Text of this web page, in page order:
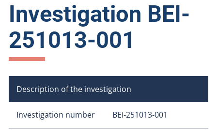
Investigation BEI-
251013-001
Description of the investigation
Investigation number BEI-251013-001